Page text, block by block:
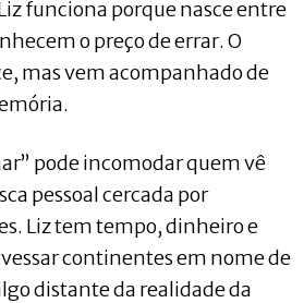
funciona porque nasce entre
o preço de errar. O
mas vem acompanhado de
pode incomodar quem vê
pessoal cercada por
Liz tem tempo, dinheiro e
continentes em nome de
distante da realidade da